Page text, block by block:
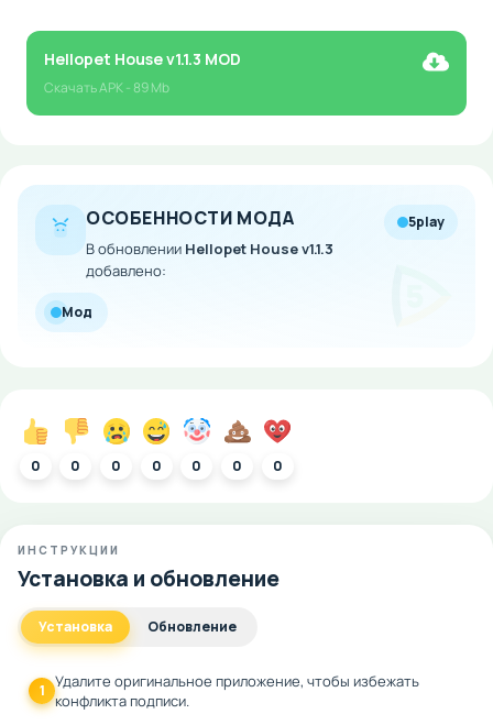
Hellopet House v1.1.3 MOD
СкачатьAPK- 89 Mb
ОСОБЕННОСТИ МОДА
В обновлении Hellopet House v1.1.3
добавлено:
5play
Мод
0 0 0 0 0 0 0
ИНСТРУКЦИИ
Установка и обновление
Установка Обновление
1 Удалите оригинальное приложение, чтобы избежать
конфликта подписи.